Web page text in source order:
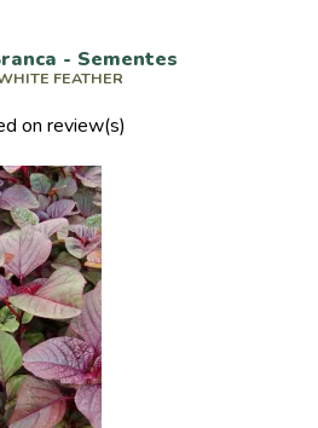
- Sementes
FEATHER
on review(s)